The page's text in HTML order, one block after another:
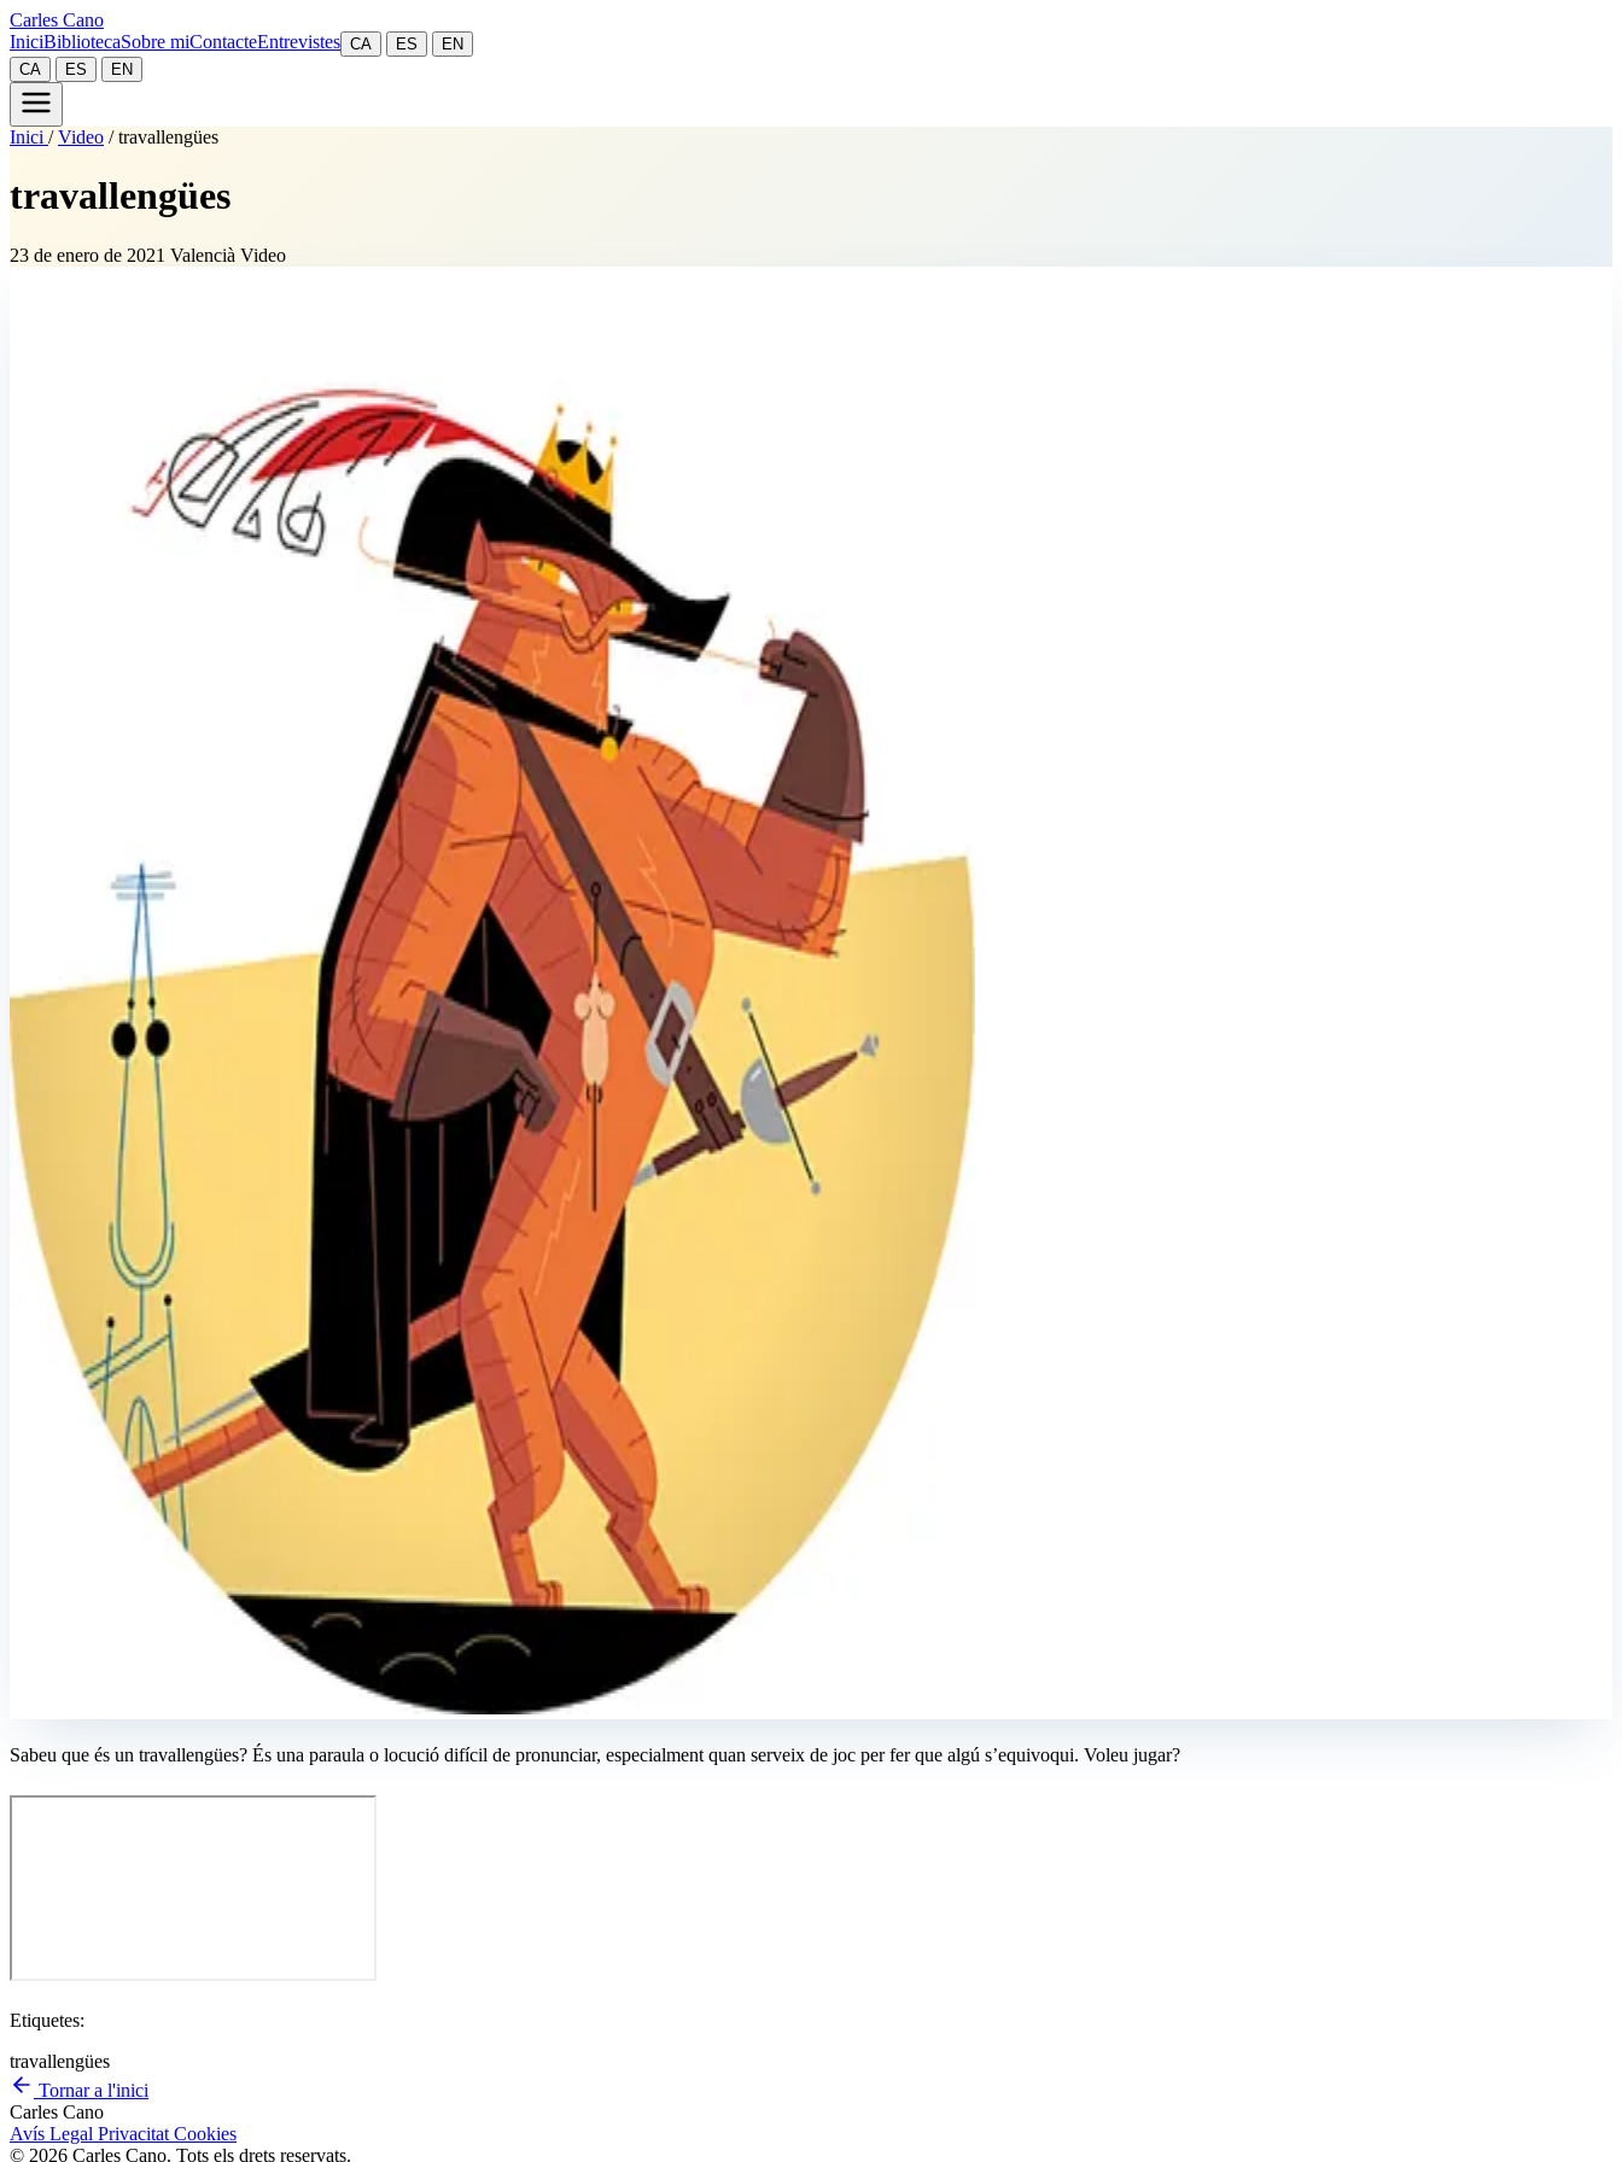
Carles Cano
IniciBibliotecaSobre miContacteEntrevistes CA ES
EN
CA
ES EN
Inici / Video / travallengües
travallengües
23 de enero de 2021 Valencià Video
Sabeu que és un travallengües? És una paraula o locució difícil de pronunciar, especialment quan serveix de joc per fer que algú s’equivoqui. Voleu jugar?
Etiquetes:
travallengües
Tornar a l'inici
Carles Cano
Avís Legal Privacitat Cookies
© 2026 Carles Cano. Tots els drets reservats.